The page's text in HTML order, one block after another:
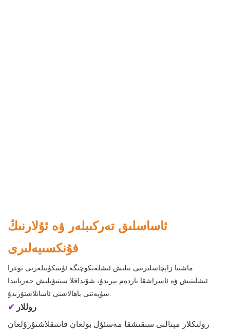
ئاساسلىق تەركىبلەر ۋە ئۇلارنىڭ
فۇنكسىيەلىرى
ماشىنا زاپچاسلىرىنى بىلىش ئىشلەتكۈچىگە ئۈسكۈنىلەرنى توغرا
ئىشلىتىش ۋە ئاسراشقا ياردەم بېرىدۇ، شۇنداقلا سېتىۋېلىش جەريانىدا
سۈپەتنى باھالاشنى ئاسانلاشتۇرىدۇ.
✔ روللار
رولىكلار مېتالنى سىقىشقا مەسئۇل بولغان قاتتىقلاشتۇرۇلغان